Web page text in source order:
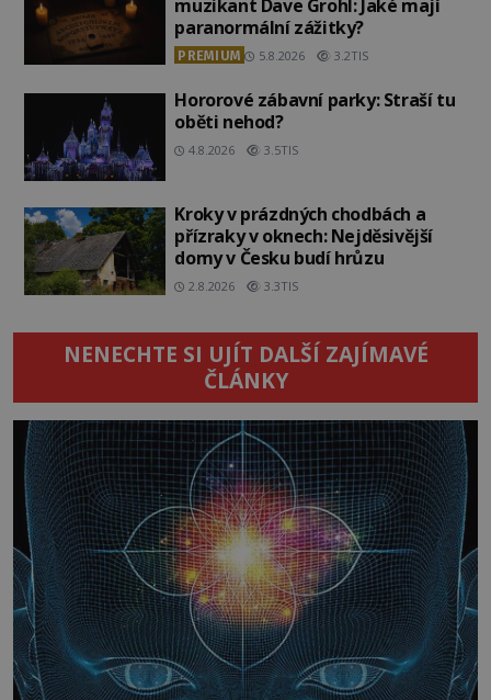
muzikant Dave Grohl: Jaké mají
paranormální zážitky?
PREMIUM 5.8.2026 3.2TIS
Hororové zábavní parky: Straší tu
oběti nehod?
4.8.2026 3.5TIS
Kroky v prázdných chodbách a
přízraky v oknech: Nejděsivější
domy v Česku budí hrůzu
2.8.2026 3.3TIS
NENECHTE SI UJÍT DALŠÍ ZAJÍMAVÉ
ČLÁNKY